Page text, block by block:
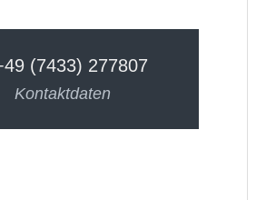
(7433) 277807
Kontaktdaten